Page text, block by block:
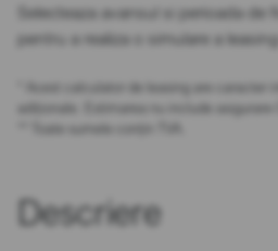
Selecteaza avansul si perioada de
pentru a realiza o simulare a
* Acest calculator de leasing are caracter
adiționale. Estimarea nu include asigurare
** Toate sumele conțin TVA.
Descriere